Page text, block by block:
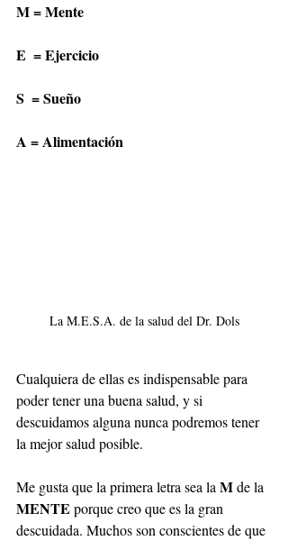
M = Mente
E  = Ejercicio
S  = Sueño
A = Alimentación
La M.E.S.A. de la salud del Dr. Dols
Cualquiera de ellas es indispensable para
poder tener una buena salud, y si
descuidamos alguna nunca podremos tener
la mejor salud posible.
Me gusta que la primera letra sea la M de la
MENTE porque creo que es la gran
descuidada. Muchos son conscientes de que